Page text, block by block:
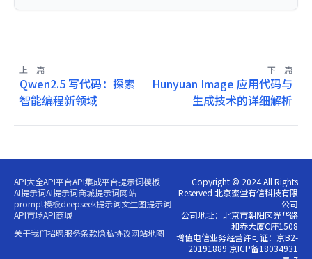
上一篇
Qwen2.5 写代码：探索
智能编程新领域
下一篇
Hunyuan Image 应用代码与
生成技术的详细解析
API大全API平台API集成平台提示词模板
AI提示词AI提示词商城提示词网站
prompt模板deepseek提示词文生图提示词
API市场API商城
关于我们招聘服务条款隐私协议网站地图
Copyright © 2024 All Rights
Reserved 北京蜜堂有信科技有限
公司
公司地址：北京市朝阳区光华路
和乔大厦C座1508
增值电信业务经营许可证：京B2-
20191889 京ICP备18034931